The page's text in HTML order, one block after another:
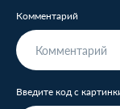
Комментарий
Введите код с